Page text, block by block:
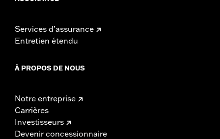
Services d’assurance
Entretien étendu
À PROPOS DE NOUS
Notre entreprise
Carrières
Investisseurs
Devenir concessionnaire